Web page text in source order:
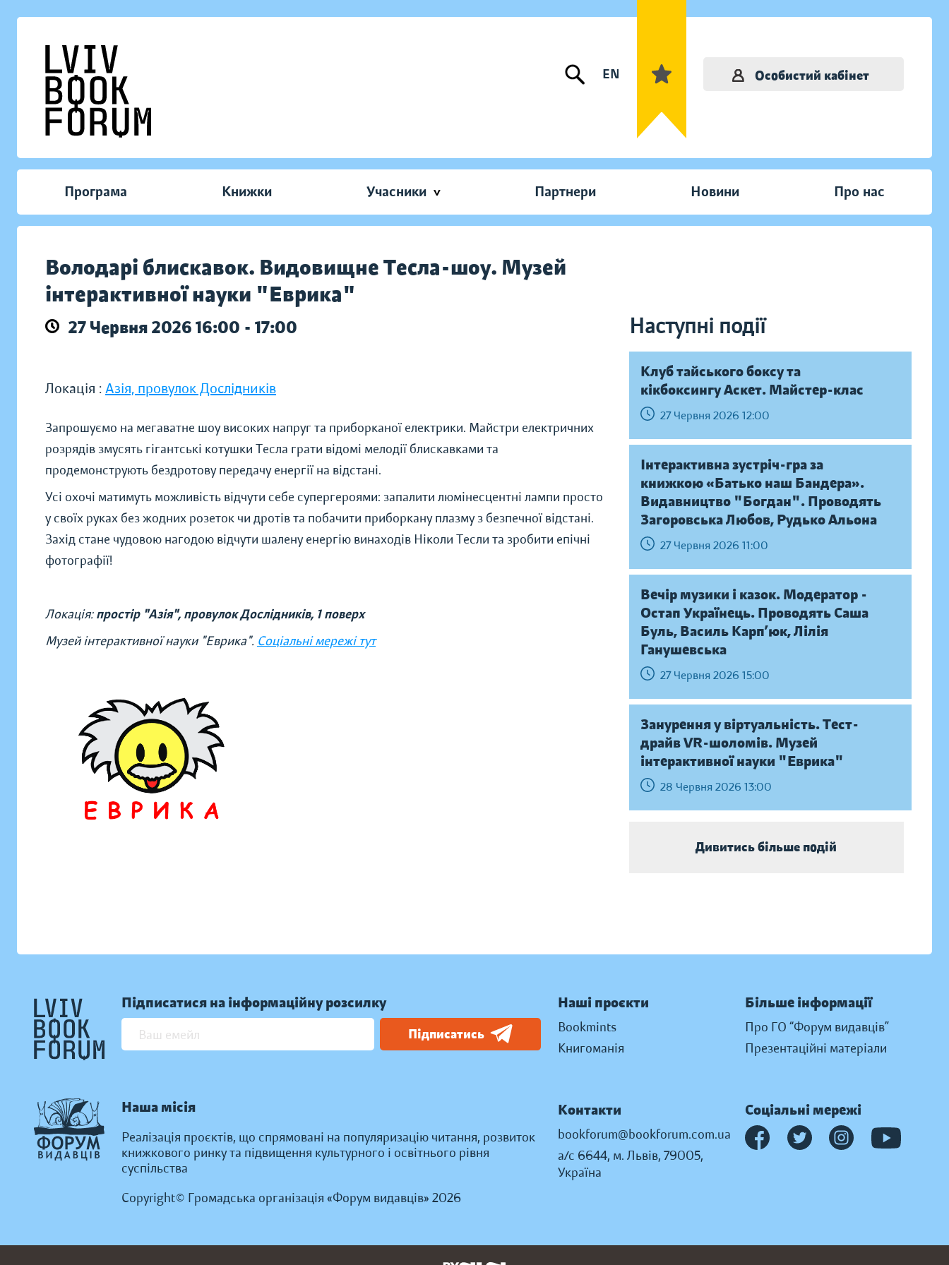
EN Особистий кабінет
Програма Книжки Учасники Партнери Новини Про нас
Володарі блискавок. Видовищне Тесла-шоу. Музей
інтерактивної науки "Еврика"
27 Червня 2026 16:00 - 17:00 Наступні події
Локація : Азія, провулок Дослідників
Запрошуємо на мегаватне шоу високих напруг та приборканої електрики. Майстри електричних
розрядів змусять гігантські котушки Тесла грати відомі мелодії блискавками та
продемонструють бездротову передачу енергії на відстані.
Усі охочі матимуть можливість відчути себе супергероями: запалити люмінесцентні лампи просто
у своїх руках без жодних розеток чи дротів та побачити приборкану плазму з безпечної відстані.
Захід стане чудовою нагодою відчути шалену енергію винаходів Ніколи Тесли та зробити епічні
фотографії!
Локація:простір "Азія", провулок Дослідників, 1 поверх
Музей інтерактивної науки "Еврика". Соціальні мережі тут
Клуб тайського боксу та
кікбоксингу Аскет. Майстер-клас
27 Червня 2026 12:00
Інтерактивна зустріч-гра за
книжкою «Батько наш Бандера».
Видавництво "Богдан". Проводять
Загоровська Любов, Рудько Альона
27 Червня 2026 11:00
Вечір музики і казок. Модератор -
Остап Українець. Проводять Саша
Буль, Василь Карп’юк, Лілія
Ганушевська
27 Червня 2026 15:00
Занурення у віртуальність. Тест-
драйв VR-шоломів. Музей
інтерактивної науки "Еврика"
28 Червня 2026 13:00
Дивитись більше подій
Підписатися на інформаційну розсилку
Підписатись
Наша місія
Реалізація проєктів, що спрямовані на популяризацію читання, розвиток
книжкового ринку та підвищення культурного і освітнього рівня
суспільства
Copyright© Громадська організація «Форум видавців» 2026
Наші проєкти
Bookmints
Книгоманія
Більше інформації
Про ГО “Форум видавців”
Презентаційні матеріали
Контакти
bookforum@bookforum.com.ua
а/с 6644, м. Львів, 79005,
Україна
Соціальні мережі